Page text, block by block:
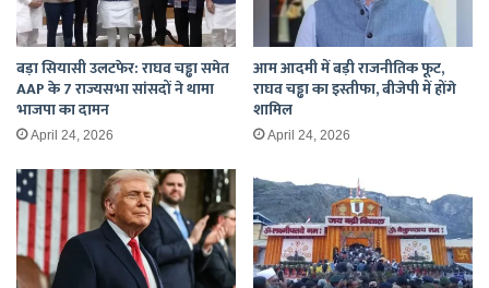
बड़ा सियासी उलटफेर: राघव चड्ढा समेत
AAP के 7 राज्यसभा सांसदों ने थामा
भाजपा का दामन
April 24, 2026
आम आदमी में बड़ी राजनीतिक फूट,
राघव चड्ढा का इस्तीफा, बीजेपी में होंगे
शामिल
April 24, 2026